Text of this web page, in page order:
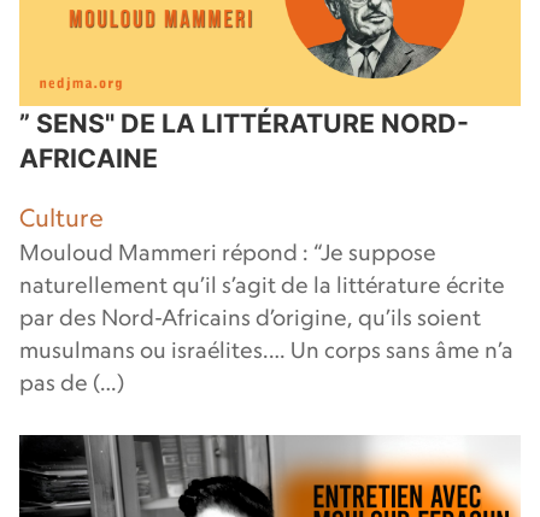
” SENS" DE LA LITTÉRATURE NORD-
AFRICAINE
Culture
Mouloud Mammeri répond : “Je suppose
naturellement qu’il s’agit de la littérature écrite
par des Nord-Africains d’origine, qu’ils soient
musulmans ou israélites.… Un corps sans âme n’a
pas de (…)